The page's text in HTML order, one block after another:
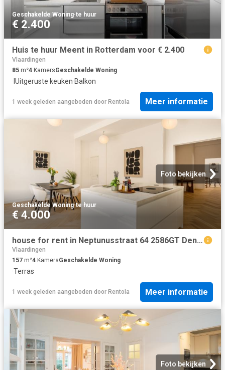
Geschakelde Woning·te huur
€ 2.400
Huis te huur Meent in Rotterdam voor € 2.400
Vlaardingen
85 m²4 KamersGeschakelde Woning
· IUitgeruste keuken·Balkon
1 week geleden aangeboden door Rentola Meer informatie
Foto bekijken
Geschakelde Woning·te huur
€ 4.000
house for rent in Neptunusstraat 64 2586GT Den Haag Scheveningen Badplaats Den Haag
Vlaardingen
157 m²4 KamersGeschakelde Woning
·Terras
1 week geleden aangeboden door Rentola Meer informatie
Foto bekijken